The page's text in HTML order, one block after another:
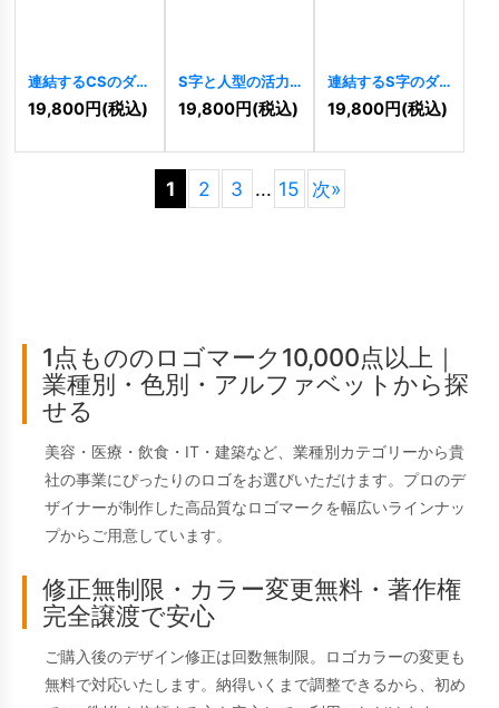
連結するCSのダイ
ナーミックロゴ
10226 ]
19,800円(税込)
S字と人型の活力
ロゴ[10222]
19,800円(税込)
連結するS字のダ
イナミックロゴ
10214 ]
19,800円(税込)
1 2 3 ... 15 次»
1点もののロゴマーク10,000点以上｜
業種別・色別・アルファベットから探
せる
美容・医療・飲食・IT・建築など、業種別カテゴリーから貴
社の事業にぴったりのロゴをお選びいただけます。プロのデ
ザイナーが制作した高品質なロゴマークを幅広いラインナッ
プからご用意しています。
修正無制限・カラー変更無料・著作権
完全譲渡で安心
ご購入後のデザイン修正は回数無制限。ロゴカラーの変更も
無料で対応いたします。納得いくまで調整できるから、初め